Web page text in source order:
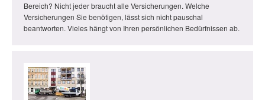
Bereich? Nicht jeder braucht alle Versicherungen. Welche
Versicherungen Sie benötigen, lässt sich nicht pauschal
beantworten. Vieles hängt von Ihren persönlichen Bedürfnissen ab.